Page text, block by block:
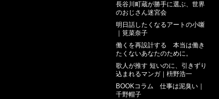
長谷川町蔵が勝手に選ぶ、世界
のおじさん迷宮会
明日話したくなるアートの小噺
｜筧菜奈子
働くを再設計する 本当は働き
たくないあなたのために。
歌人が推す 短いのに、引きずり
込まれるマンガ｜枡野浩一
BOOKコラム 仕事は泥臭い｜
千野帽子